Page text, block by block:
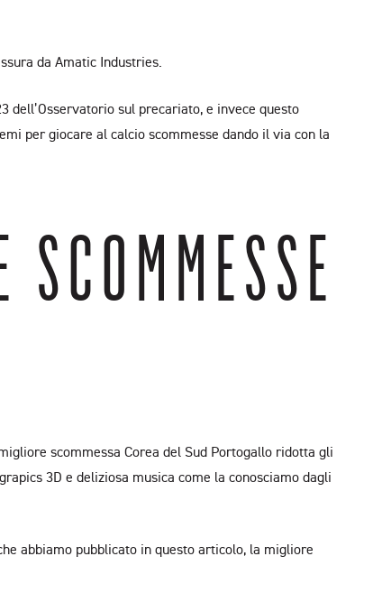
da Amatic Industries.
dell’Osservatorio sul precariato, e invece questo
per giocare al calcio scommesse dando il via con la
scommessa Corea del Sud Portogallo ridotta gli
3D e deliziosa musica come la conosciamo dagli
abbiamo pubblicato in questo articolo, la migliore